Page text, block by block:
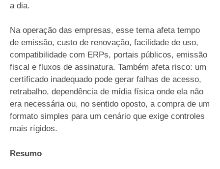
a dia.
Na operação das empresas, esse tema afeta tempo
de emissão, custo de renovação, facilidade de uso,
compatibilidade com ERPs, portais públicos, emissão
fiscal e fluxos de assinatura. Também afeta risco: um
certificado inadequado pode gerar falhas de acesso,
retrabalho, dependência de mídia física onde ela não
era necessária ou, no sentido oposto, a compra de um
formato simples para um cenário que exige controles
mais rígidos.
Resumo